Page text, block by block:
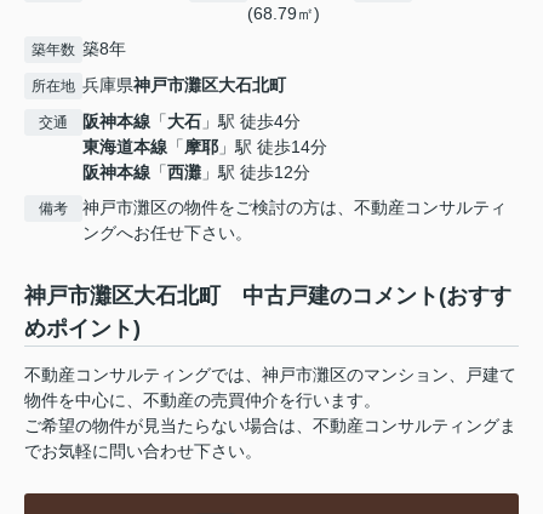
(68.79㎡)
築年数 築8年
所在地 兵庫県神戸市灘区大石北町
交通 阪神本線 「大石 」駅 徒歩4分
東海道本線 「摩耶 」駅 徒歩14分
阪神本線 「西灘 」駅 徒歩12分
備考
神戸市灘区の物件をご検討の方は、不動産コンサルティ
ングへお任せ下さい。
神戸市灘区大石北町 中古戸建のコメント(おすす
めポイント)
不動産コンサルティングでは、神戸市灘区のマンション、戸建て
物件を中心に、不動産の売買仲介を行います。
ご希望の物件が見当たらない場合は、不動産コンサルティングま
でお気軽に問い合わせ下さい。